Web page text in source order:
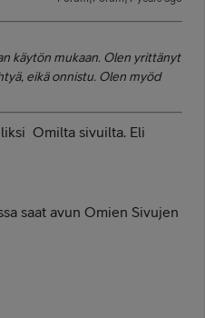
käytön mukaan. Olen yrittänyt
eikä onnistu. Olen myöd
Omilta sivuilta. Eli
saat avun Omien Sivujen